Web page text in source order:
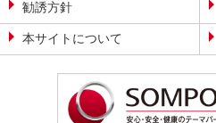
勧誘方針
本サイトについて